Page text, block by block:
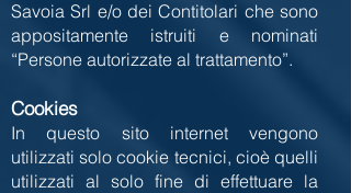
Savoia Srl e/o dei Contitolari che sono
appositamente istruiti e nominati
“Persone autorizzate al trattamento”.
Cookies
In questo sito internet vengono
utilizzati solo cookie tecnici, cioè quelli
utilizzati al solo fine di effettuare la